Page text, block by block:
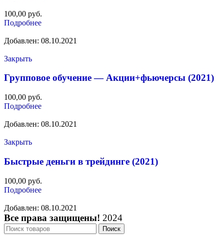
100,00 руб.
Подробнее
Добавлен: 08.10.2021
Закрыть
Групповое обучение — Акции+фьючерсы (2021)
100,00 руб.
Подробнее
Добавлен: 08.10.2021
Закрыть
Быстрые деньги в трейдинге (2021)
100,00 руб.
Подробнее
Добавлен: 08.10.2021
Все права защищены! 2024
Поиск